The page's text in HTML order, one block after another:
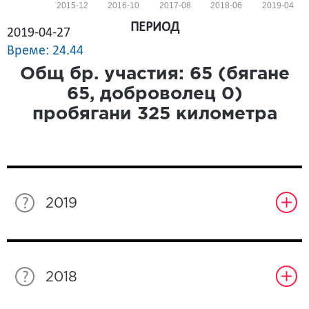
2019-04
2018-06
2017-08
2016-10
2015-12
2019-04-27
Време: 24.44
ПЕРИОД
Общ бр. участия: 65 (бягане
65, доброволец 0)
пробягани 325 километра
2019
2018